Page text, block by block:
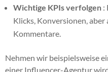
Wichtige KPIs verfolgen :
Klicks, Konversionen,
Kommentare.
Nehmen wir beispielsweise
einer Influencer-Agentur